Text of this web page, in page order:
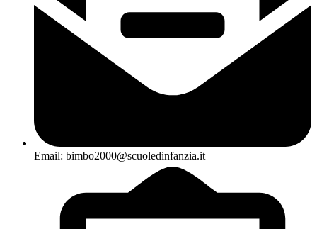
Email: bimbo2000@scuoledinfanzia.it